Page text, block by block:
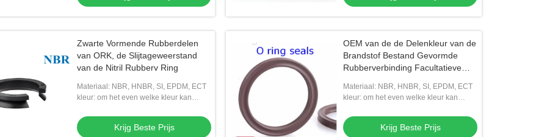
Zwarte Vormende Rubberdelen
van ORK, de Slijtageweerstand
van de Nitril Rubberv Ring
Materiaal: NBR, HNBR, SI, EPDM, ECT
kleur: om het even welke kleur kan
Krijg Beste Prijs
OEM van de de Delenkleur van de
Brandstof Bestand Gevormde
Rubberverbinding Facultatieve
Materiaal: NBR, HNBR, SI, EPDM, ECT
kleur: om het even welke kleur kan
Krijg Beste Prijs